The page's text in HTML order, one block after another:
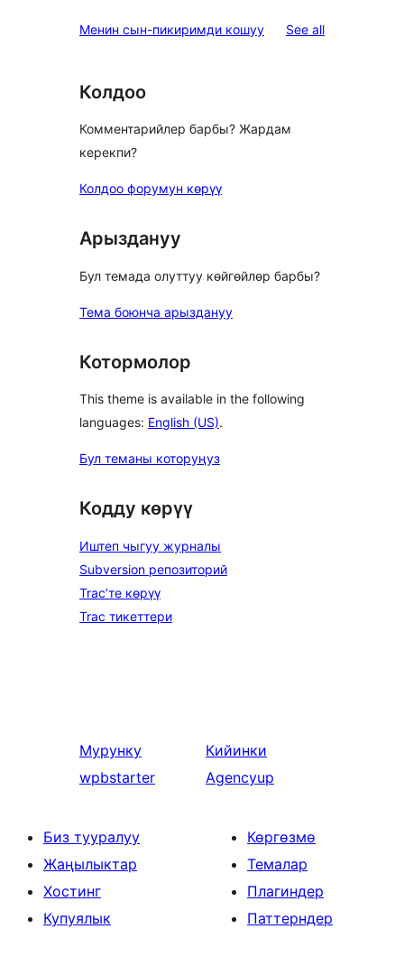
Менин сын-пикиримди кошуу See allreviews
Колдоо
Комментарийлер барбы? Жардам
керекпи?
Колдоо форумун көрүү
Арыздануу
Бул темада олуттуу көйгөйлөр барбы?
Тема боюнча арыздануу
Котормолор
This theme is available in the following
languages: English (US).
Бул теманы которуңуз
Кодду көрүү
Иштеп чыгуу журналы
Subversion репозиторий
Trac’те көрүү
Trac тикеттери
Мурунку
wpbstarter
Кийинки
Agencyup
Биз тууралуу
Жаңылыктар
Хостинг
Купуялык
Көргөзмө
Темалар
Плагиндер
Паттерндер